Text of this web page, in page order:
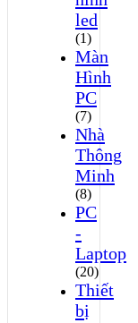
led
(1)
Màn
Hình
PC
(7)
Nhà
Thông
Minh
(8)
PC
-
Laptop
(20)
Thiết
bị